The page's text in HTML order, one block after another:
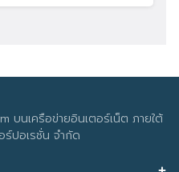
บนเครือข่ายอินเตอร์เน็ต ภายใต้
ปอเรชั่น จำกัด